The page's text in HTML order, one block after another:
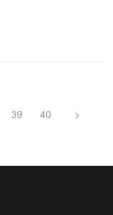
39 40
>